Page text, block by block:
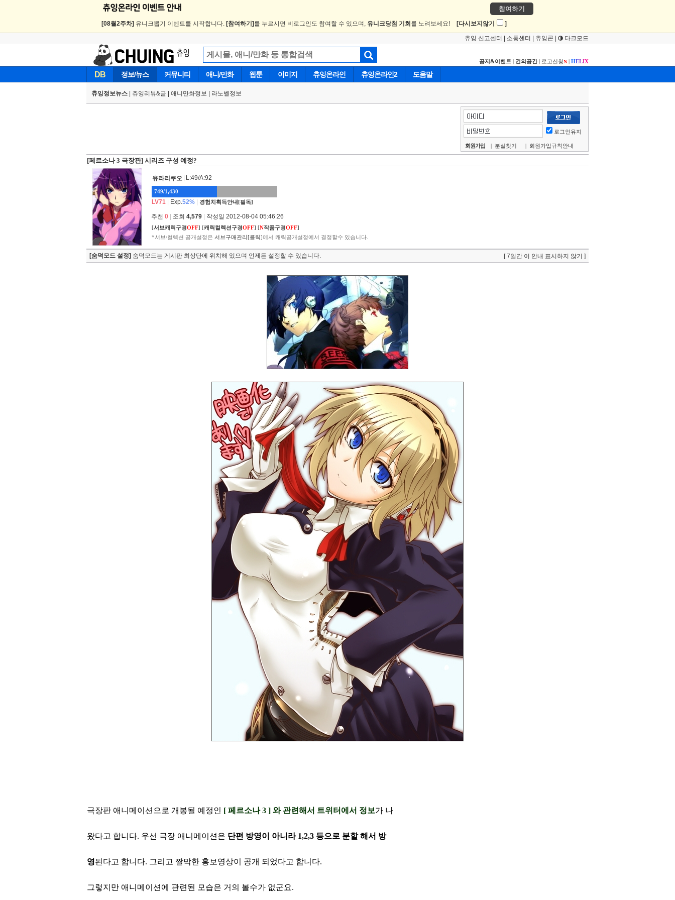
참여하기
[08월2주차] 유니크뽑기 이벤트를 시작합니다. [참여하기] 를 누르시면 비로그인도 참여할 수 있으며, 유니크당첨 기회 를 노려보세요! [다시보지않기 ]
츄잉 신고센터 소통센터 츄잉콘 다크모드
공지&이벤트 | 건의공간| 로고신청N | HELIX
DB 정보/뉴스 커뮤니티 애니/만화 웹툰 이미지 츄잉온라인 츄잉온라인2 도움말
츄잉정보뉴스 츄잉리뷰&글 애니만화정보 라노벨정보
로그인유지
회원가입 | 분실찾기 | 회원가입규칙안내
[페르소나 3 극장판] 시리즈 구성 예정?
유라리쿠오 L:49/A:92
749/1,430
LV71 Exp.52% 경험치획득안내[필독]
추천 0 조회 4,579 작성일 2012-08-04 05:46:26
[서브캐릭구경OFF] [캐릭컬렉션구경OFF] [N작품구경OFF]
*서브/컬렉션 공개설정은 서브구매관리[클릭]에서 캐릭공개설정에서 결정할수 있습니다.
[숨덕모드 설정] 숨덕모드는 게시판 최상단에 위치해 있으며 언제든 설정할 수 있습니다. [ 7일간 이 안내 표시하지 않기 ]
극장판 애니메이션으로 개봉될 예정인 [ 페르소나 3 ] 와 관련해서 트위터에서 정보가 나
왔다고 합니다. 우선 극장 애니메이션은 단편 방영이 아니라 1,2,3 등으로 분할 해서 방
영된다고 합니다. 그리고 짤막한 홍보영상이 공개 되었다고 합니다.
그렇지만 애니메이션에 관련된 모습은 거의 볼수가 없군요.